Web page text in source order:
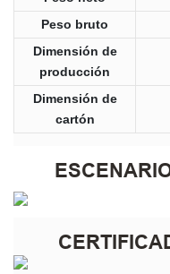
Peso bruto
Dimensión de
producción
Dimensión de
cartón